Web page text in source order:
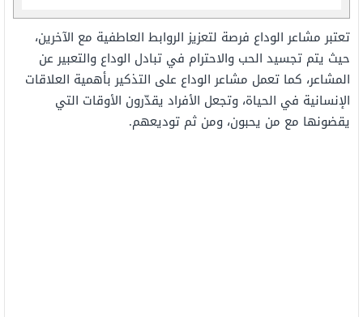
تعتبر مشاعر الوداع فرصة لتعزيز الروابط العاطفية مع الآخرين،
حيث يتم تجسيد الحب والاحترام في تبادل الوداع والتعبير عن
المشاعر، كما تعمل مشاعر الوداع على التذكير بأهمية العلاقات
الإنسانية في الحياة، وتجعل الأفراد يقدّرون الأوقات التي
يقضونها مع من يحبون، ومن ثم توديعهم.